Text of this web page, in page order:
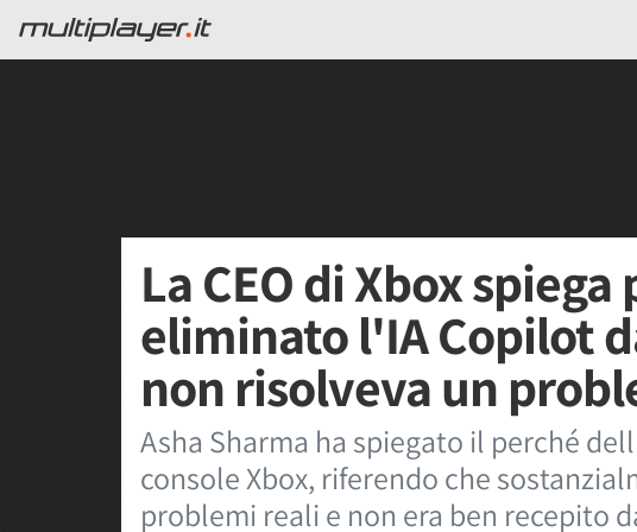
La CEO di Xbox
eliminato l'IA Copilot
non risolveva un
Asha Sharma ha spiegato il perché
console Xbox, riferendo che
problemi reali e non era ben recepito